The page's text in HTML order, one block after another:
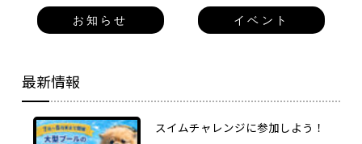
お知らせ イベント
最新情報
スイムチャレンジに参加しよう！